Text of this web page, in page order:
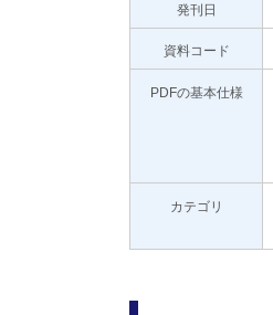
発刊日
資料コード
PDFの基本仕様
カテゴリ